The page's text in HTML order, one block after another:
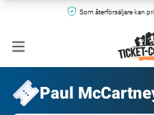
Som återförsäljare kan
Paul